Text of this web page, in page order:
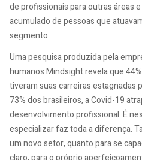
de profissionais para outras áreas
acumulado de pessoas que
segmento.
Uma pesquisa produzida pela
humanos Mindsight revela que
tiveram suas carreiras estagnadas
73% dos brasileiros, a Covid-19
desenvolvimento profissional. É
especializar faz toda a diferença.
um novo setor, quanto para se